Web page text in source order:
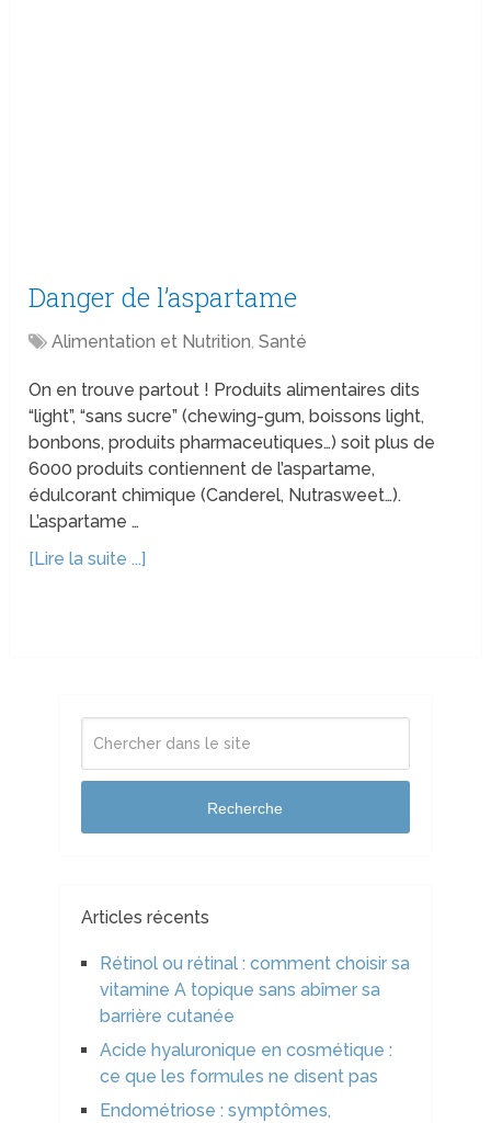
Danger de l’aspartame
Alimentation et Nutrition,Santé
On en trouve partout ! Produits alimentaires dits
“light”, “sans sucre” (chewing-gum, boissons light,
bonbons, produits pharmaceutiques…) soit plus de
6000 produits contiennent de l’aspartame,
édulcorant chimique (Canderel, Nutrasweet…).
L’aspartame …
[Lire la suite ...]
Recherche
Articles récents
Rétinol ou rétinal : comment choisir sa
vitamine A topique sans abîmer sa
barrière cutanée
Acide hyaluronique en cosmétique :
ce que les formules ne disent pas
Endométriose : symptômes,